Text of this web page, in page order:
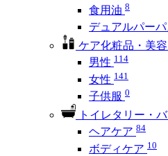
食用油 8
デュアルパー
ケア化粧品・美
男性 114
女性 141
子供服 0
トイレタリー・
ヘアケア 84
ボディケア 10